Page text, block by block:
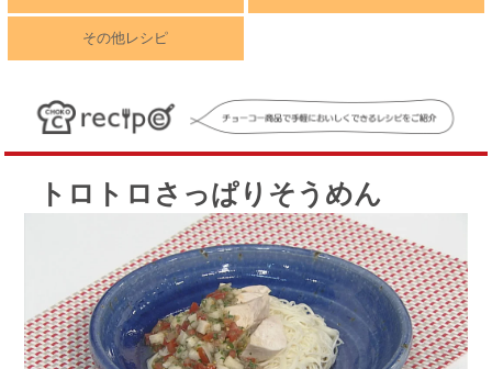
その他レシピ
トロトロさっぱりそうめん